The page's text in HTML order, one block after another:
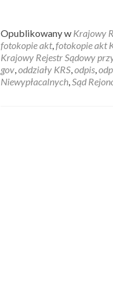
Opublikowany w Krajowy
fotokopie akt,fotokopie akt
Krajowy Rejestr Sądowy
gov,oddziały KRS,odpis,
Niewypłacalnych,Sąd